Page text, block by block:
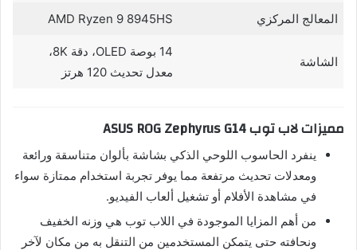
المعالج المركزي AMD Ryzen 9 8945HS
الشاشة
14 بوصة OLED، دقة 8K،
معدل تحديث 120 هرتز
مميزات لاب توب ASUS ROG Zephyrus G14
ينفرد الحاسوب اللوحي الذكي بشاشة بألوان متناسقة ورائعة
ومعدلات تحديث مرتفعة مما يوفر تجربة استخدام ممتازة سواء
في مشاهدة الأفلام أو تشغيل ألعاب الفيديو.
من أهم المزايا الموجودة في اللاب توب هي وزنه الخفيف
ونحافته حتى يتمكن المستخدمين من التنقل به من مكان لآخر